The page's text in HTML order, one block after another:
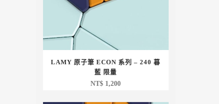
LAMY 原子筆 ECON 系列 – 240 暮
藍 限量
NT$ 1,200